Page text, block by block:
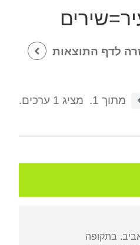
לדף התוצאות
מתוך 1.
מציג 1 ערכים.
בתקופה